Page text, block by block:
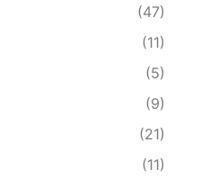
(47)
(11)
(5)
(9)
(21)
(11)